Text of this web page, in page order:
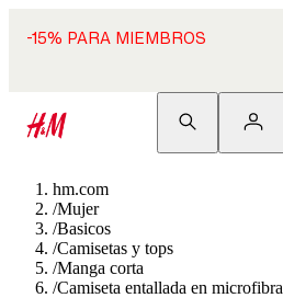
-15% PARA MIEMBROS
hm.com
/Mujer
/Basicos
/Camisetas y tops
/Manga corta
/Camiseta entallada en microfibra